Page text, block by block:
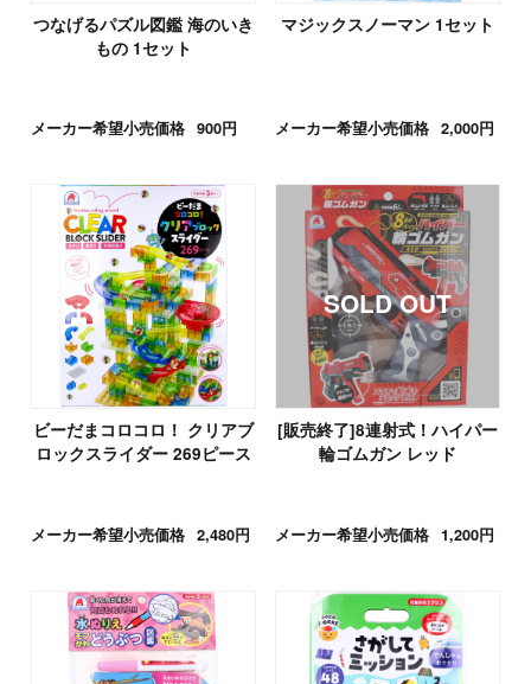
つなげるパズル図鑑 海のいき
もの 1セット
メーカー希望小売価格 900円
マジックスノーマン 1セット
メーカー希望小売価格 2,000円
ビーだまコロコロ！ クリアブ
ロックスライダー 269ピース
メーカー希望小売価格 2,480円
[販売終了]8連射式！ハイパー
輪ゴムガン レッド
メーカー希望小売価格 1,200円